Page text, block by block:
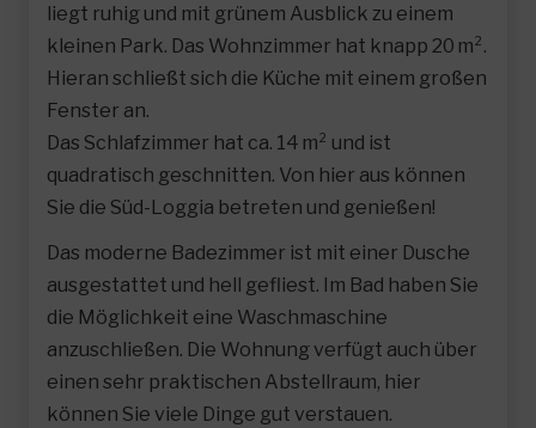
liegt ruhig und mit grünem Ausblick zu einem
kleinen Park. Das Wohnzimmer hat knapp 20 m².
Hieran schließt sich die Küche mit einem großen
Fenster an.
Das Schlafzimmer hat ca. 14 m² und ist
quadratisch geschnitten. Von hier aus können
Sie die Süd-Loggia betreten und genießen!
Das moderne Badezimmer ist mit einer Dusche
ausgestattet und hell gefliest. Im Bad haben Sie
die Möglichkeit eine Waschmaschine
anzuschließen. Die Wohnung verfügt auch über
einen sehr praktischen Abstellraum, hier
können Sie viele Dinge gut verstauen.